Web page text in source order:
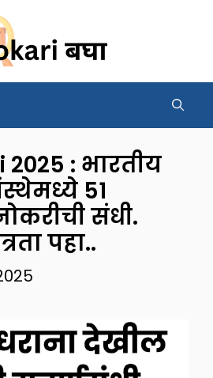
2025 : भारतीय
51
संधी.
पहा..